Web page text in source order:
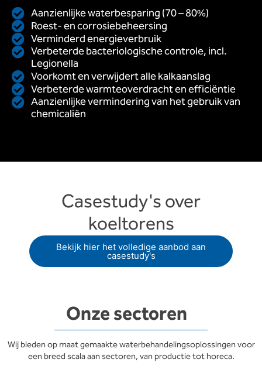
Aanzienlijke waterbesparing (70 – 80%)
Roest- en corrosiebeheersing
Verminderd energieverbruik
Verbeterde bacteriologische controle, incl.
Legionella
Voorkomt en verwijdert alle kalkaanslag
Verbeterde warmteoverdracht en efficiëntie
Aanzienlijke vermindering van het gebruik van
chemicaliën
Casestudy's over
koeltorens
Bekijk hier het volledige aanbod aan
casestudy's
Onze sectoren
Wij bieden op maat gemaakte waterbehandelingsoplossingen voor
een breed scala aan sectoren, van productie tot horeca.